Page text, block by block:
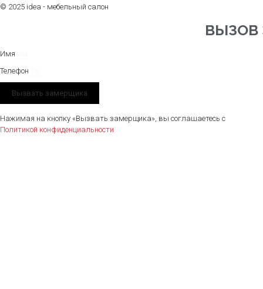
© 2025 idea - мебельный салон
ВЫЗОВ
Имя
Телефон
Вызвать замерщика
Нажимая на кнопку «Вызвать замерщика», вы соглашаетесь с
Политикой конфиденциальности